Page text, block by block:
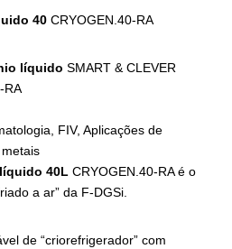
40 CRYOGEN.40-RA
líquido SMART & CLEVER
RA
FIV, Aplicações de
40L CRYOGEN.40-RA é o
a ar” da F-DGSi.
de “criorefrigerador” com